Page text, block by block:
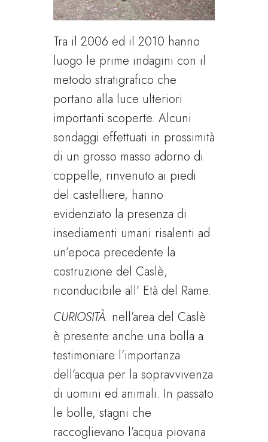
Tra il 2006 ed il 2010 hanno
luogo le prime indagini con il
metodo stratigrafico che
portano alla luce ulteriori
importanti scoperte. Alcuni
sondaggi effettuati in prossimità
di un grosso masso adorno di
coppelle, rinvenuto ai piedi
del castelliere, hanno
evidenziato la presenza di
insediamenti umani risalenti ad
un’epoca precedente la
costruzione del Caslè,
riconducibile all’ Età del Rame.
CURIOSITÀ: nell’area del Caslè
è presente anche una bolla a
testimoniare l’importanza
dell’acqua per la sopravvivenza
di uomini ed animali. In passato
le bolle, stagni che
raccoglievano l’acqua piovana